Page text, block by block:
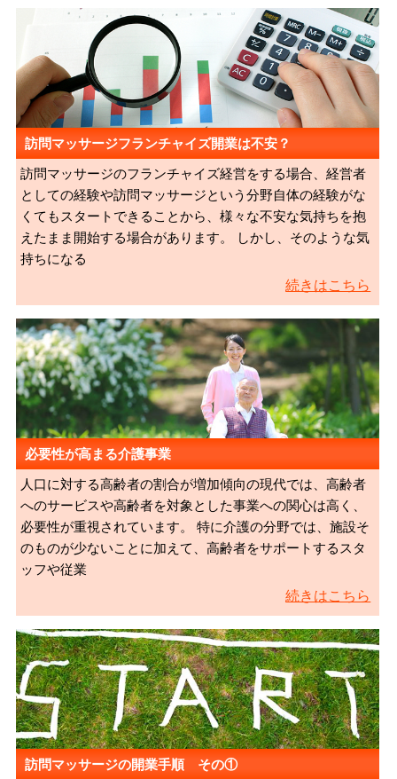
訪問マッサージフランチャイズ開業は不安？
訪問マッサージのフランチャイズ経営をする場合、経営者
としての経験や訪問マッサージという分野自体の経験がな
くてもスタートできることから、様々な不安な気持ちを抱
えたまま開始する場合があります。 しかし、そのような気
持ちになる
続きはこちら
必要性が高まる介護事業
人口に対する高齢者の割合が増加傾向の現代では、高齢者
へのサービスや高齢者を対象とした事業への関心は高く、
必要性が重視されています。 特に介護の分野では、施設そ
のものが少ないことに加えて、高齢者をサポートするスタ
ッフや従業
続きはこちら
訪問マッサージの開業手順 その①